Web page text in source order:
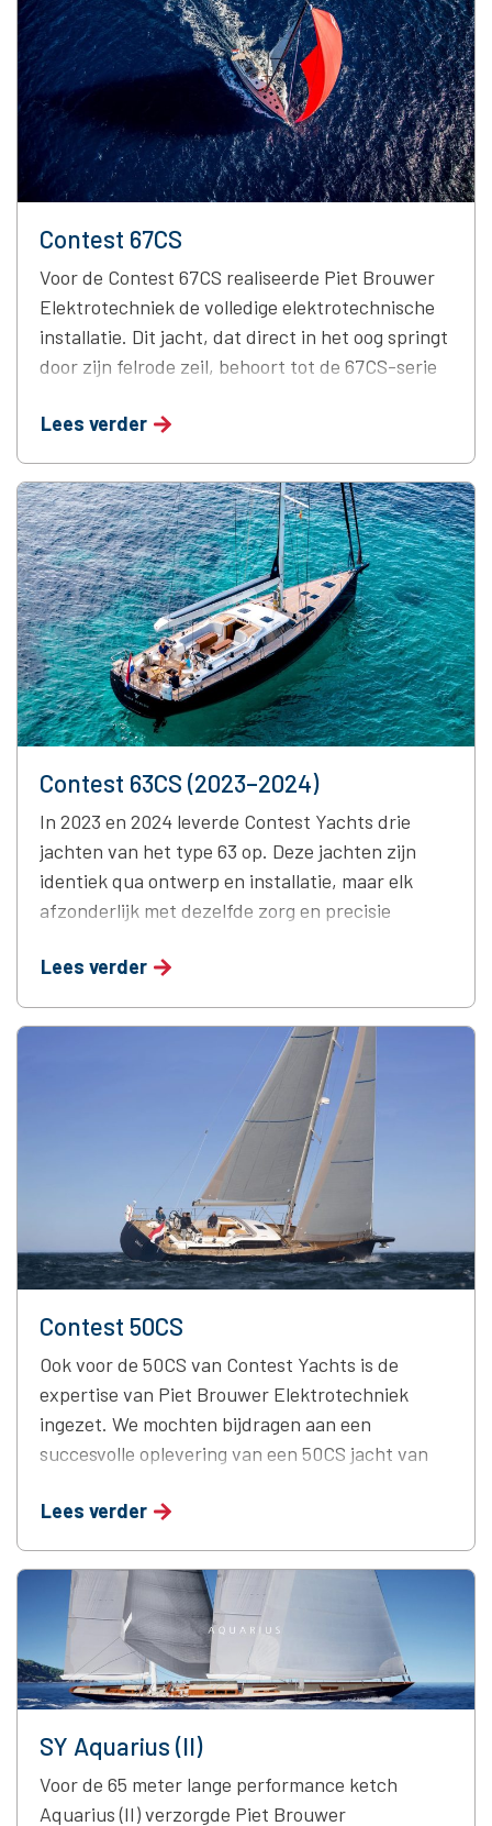
Contest 67CS
Voor de Contest 67CS realiseerde Piet Brouwer
Elektrotechniek de volledige elektrotechnische
installatie. Dit jacht, dat direct in het oog springt
door zijn felrode zeil, behoort tot de 67CS-serie
dit project is het door Piet Brouwer
hoofdschakelbord, gecombineerd met een PLC-
gebaseerd besturingssysteem geleverd door
Marble Automation …Continued
Lees verder
Contest 63CS (2023–2024)
In 2023 en 2024 leverde Contest Yachts drie
jachten van het type 63 op. Deze jachten zijn
identiek qua ontwerp en installatie, maar elk
afzonderlijk met dezelfde zorg en precisie
verzorgde de volledige installatie van de
bekend om zijn combinatie van precisie en
Lees verder
Contest 50CS
Ook voor de 50CS van Contest Yachts is de
expertise van Piet Brouwer Elektrotechniek
ingezet. We mochten bijdragen aan een
succesvolle oplevering van een 50CS jacht van
5.46m Bouwjaar 2025
Lees verder
SY Aquarius (II)
Voor de 65 meter lange performance ketch
Aquarius (II) verzorgde Piet Brouwer